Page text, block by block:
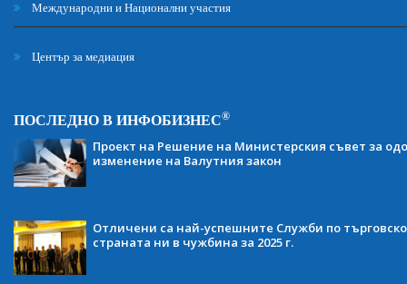
Международни и Национални участия
Център за медиация
ПОСЛЕДНО В ИНФОБИЗНЕС®
Проект на Решение на Министерския съвет за
изменение на Валутния закон
Отличени са най-успешните Служби по
страната ни в чужбина за 2025 г.